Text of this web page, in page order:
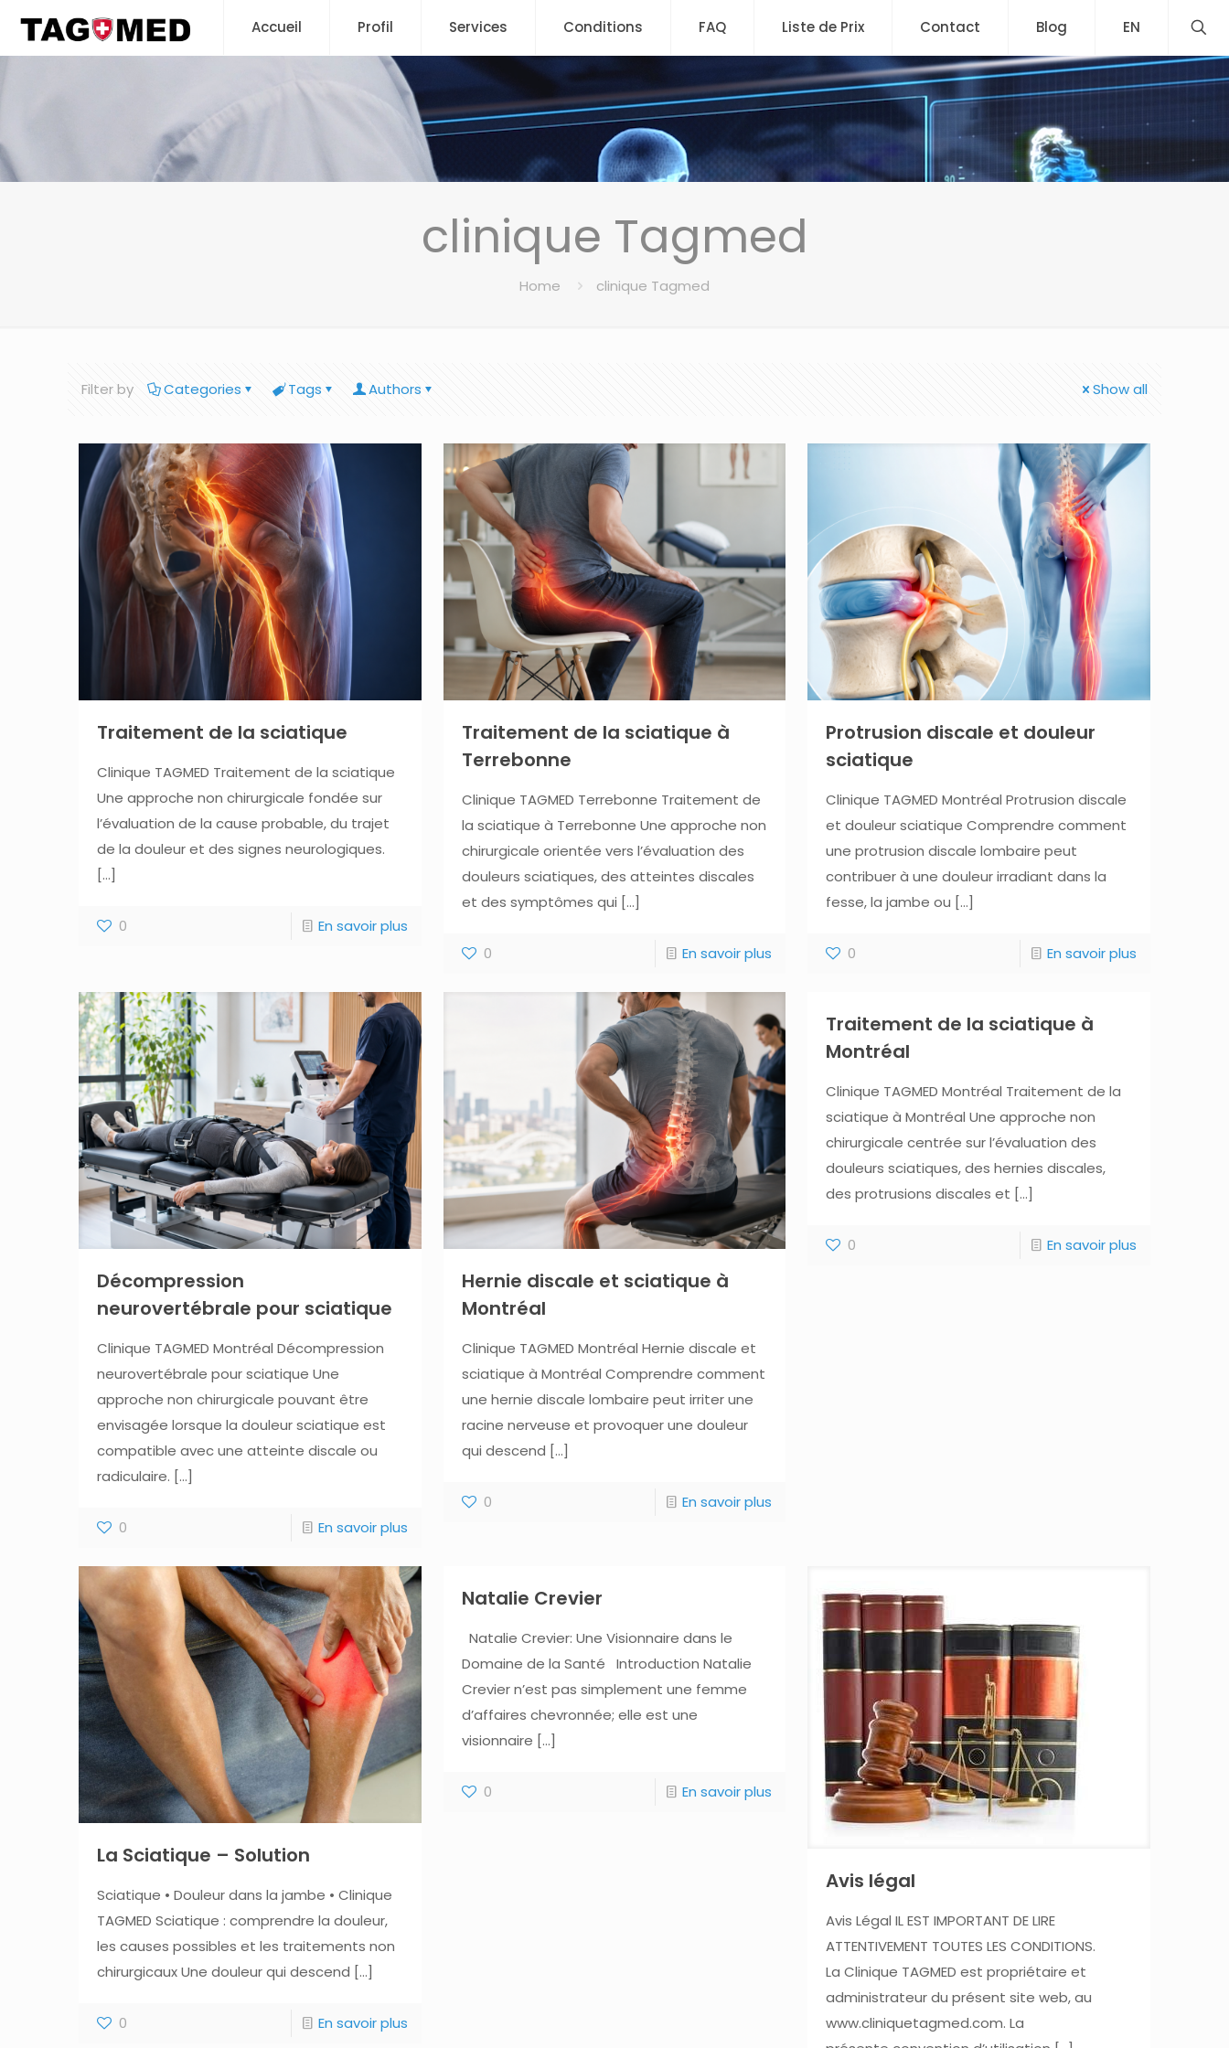
Accueil Profil Services Conditions FAQ Liste de Prix Contact Blog EN
clinique Tagmed
Home clinique Tagmed
Filter by Categories Tags Authors Show all
Traitement de la sciatique
Clinique TAGMED Traitement de la sciatique
Une approche non chirurgicale fondée sur
l’évaluation de la cause probable, du trajet
de la douleur et des signes neurologiques.
[…]
0 En savoir plus
Traitement de la sciatique à
Terrebonne
Clinique TAGMED Terrebonne Traitement de
la sciatique à Terrebonne Une approche non
chirurgicale orientée vers l’évaluation des
douleurs sciatiques, des atteintes discales
et des symptômes qui […]
0 En savoir plus
Protrusion discale et douleur
sciatique
Clinique TAGMED Montréal Protrusion discale
et douleur sciatique Comprendre comment
une protrusion discale lombaire peut
contribuer à une douleur irradiant dans la
fesse, la jambe ou […]
0 En savoir plus
Décompression
neurovertébrale pour sciatique
Clinique TAGMED Montréal Décompression
neurovertébrale pour sciatique Une
approche non chirurgicale pouvant être
envisagée lorsque la douleur sciatique est
compatible avec une atteinte discale ou
radiculaire. […]
0 En savoir plus
Hernie discale et sciatique à
Montréal
Clinique TAGMED Montréal Hernie discale et
sciatique à Montréal Comprendre comment
une hernie discale lombaire peut irriter une
racine nerveuse et provoquer une douleur
qui descend […]
0 En savoir plus
Traitement de la sciatique à
Montréal
Clinique TAGMED Montréal Traitement de la
sciatique à Montréal Une approche non
chirurgicale centrée sur l’évaluation des
douleurs sciatiques, des hernies discales,
des protrusions discales et […]
0 En savoir plus
La Sciatique – Solution
Sciatique • Douleur dans la jambe • Clinique
TAGMED Sciatique : comprendre la douleur,
les causes possibles et les traitements non
chirurgicaux Une douleur qui descend […]
0 En savoir plus
Natalie Crevier
Natalie Crevier: Une Visionnaire dans le
Domaine de la Santé Introduction Natalie
Crevier n’est pas simplement une femme
d’affaires chevronnée; elle est une
visionnaire […]
0 En savoir plus
Avis légal
Avis Légal IL EST IMPORTANT DE LIRE
ATTENTIVEMENT TOUTES LES CONDITIONS.
La Clinique TAGMED est propriétaire et
administrateur du présent site web, au
www.cliniquetagmed.com. La